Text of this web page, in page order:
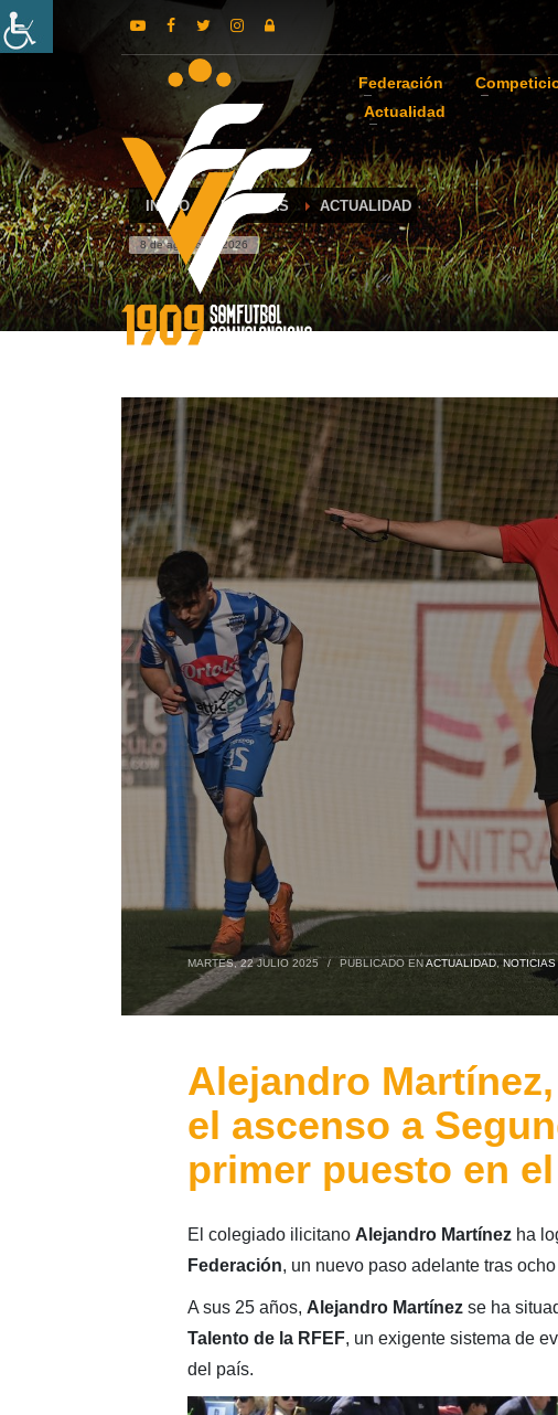
Federación
Actualidad
INICIO NOTICIAS ACTUALIDAD
8 de agosto de 2026
MARTES, 22 JULIO 2025 / PUBLICADO ENACTUALIDAD,
Alejandro
el ascenso a
primer puesto en
El colegiado ilicitano Alejandro Martínezha
Federación, un nuevo paso adelante tras
A sus 25 años, Alejandro Martínezse ha
Talento de la RFEF, un exigente sistema de
del país.